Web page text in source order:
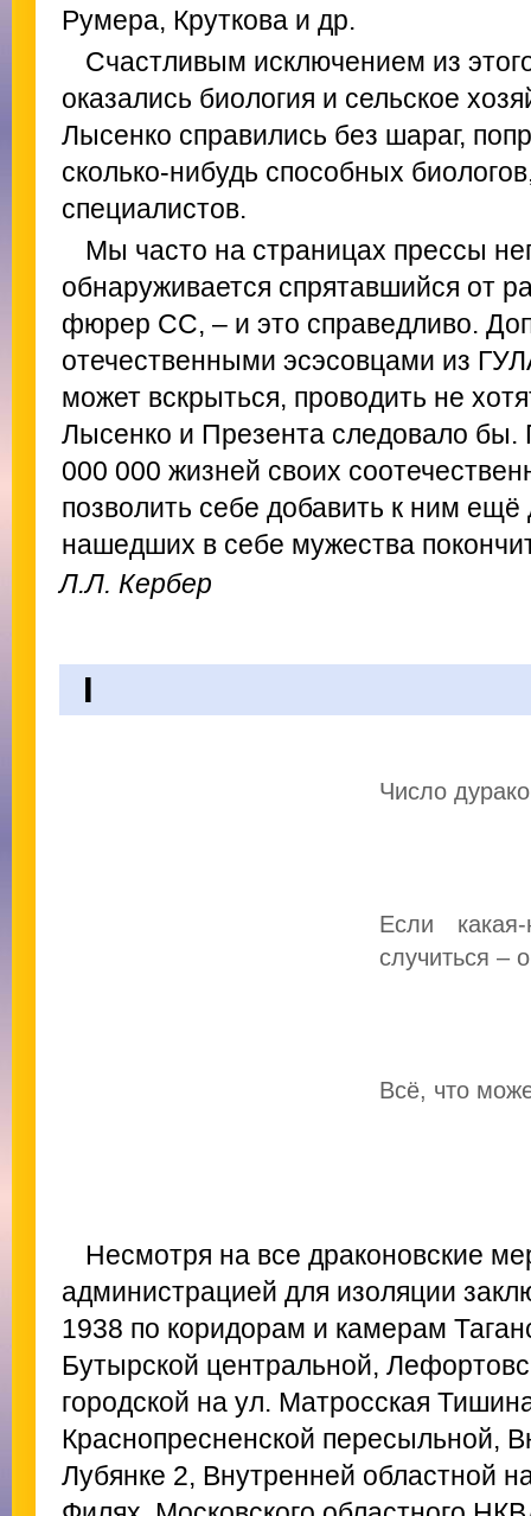
Румера, Круткова и др.
Счастливым исключением из
оказались биология и сельское
Лысенко справились без шараг,
сколько‑нибудь способных
специалистов.
Мы часто на страницах прессы
обнаруживается спрятавшийся от
фюрер СС, – и это справедливо.
отечественными эсэсовцами из
может вскрыться, проводить не
Лысенко и Презента следовало бы.
000 000 жизней своих
позволить себе добавить к ним ещё
нашедших в себе мужества
Л.Л. Кербер
I
Число
Если
случиться –
Всё, что
Несмотря на все драконовские
администрацией для изоляции
1938 по коридорам и камерам
Бутырской центральной,
городской на ул. Матросская
Краснопресненской пересыльной,
Лубянке 2, Внутренней областной